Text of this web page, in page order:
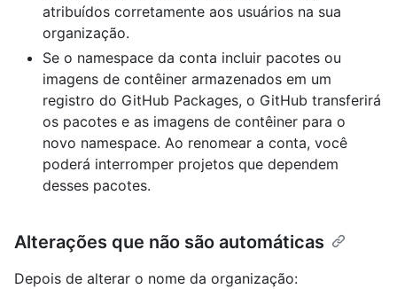
atribuídos corretamente aos usuários na sua
organização.
Se o namespace da conta incluir pacotes ou
imagens de contêiner armazenados em um
registro do GitHub Packages, o GitHub transferirá
os pacotes e as imagens de contêiner para o
novo namespace. Ao renomear a conta, você
poderá interromper projetos que dependem
desses pacotes.
Alterações que não são automáticas
Depois de alterar o nome da organização: